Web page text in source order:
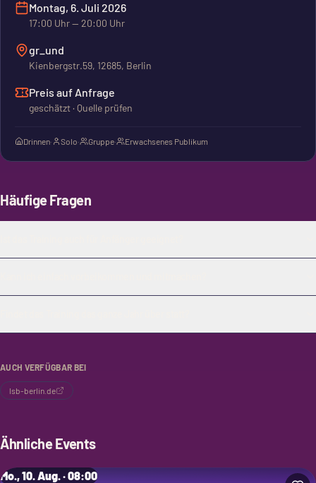
Montag, 6. Juli 2026
17:00 Uhr— 20:00 Uhr
gr_und
Kienbergstr.59, 12685, Berlin
Preis auf Anfrage
geschätzt · Quelle prüfen
Drinnen· Solo· Gruppe· Erwachsenes Publikum
Häufige Fragen
AUCH VERFÜGBAR BEI
lsb-berlin.de
Ähnliche Events
Mo., 10. Aug. · 08:00